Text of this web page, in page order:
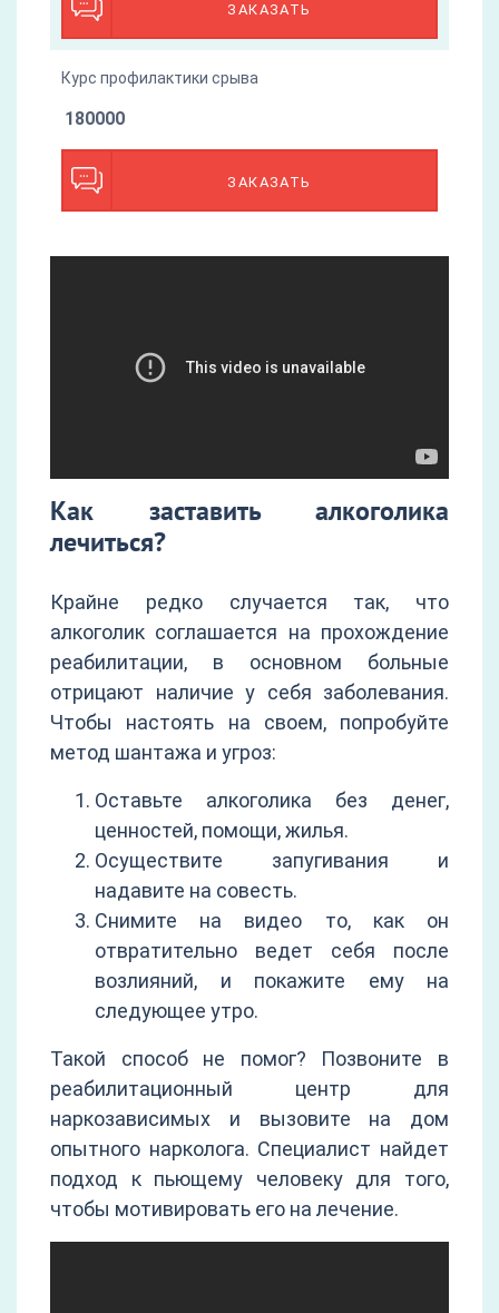
ЗАКАЗАТЬ
Курс профилактики срыва
ЗАКАЗАТЬ
180000
Как заставить алкоголика
лечиться?
Крайне редко случается так, что
алкоголик соглашается на прохождение
реабилитации, в основном больные
отрицают наличие у себя заболевания.
Чтобы настоять на своем, попробуйте
метод шантажа и угроз:
Оставьте алкоголика без денег,
ценностей, помощи, жилья.
Осуществите запугивания и
надавите на совесть.
Снимите на видео то, как он
отвратительно ведет себя после
возлияний, и покажите ему на
следующее утро.
Такой способ не помог? Позвоните в
реабилитационный центр для
наркозависимых и вызовите на дом
опытного нарколога. Специалист найдет
подход к пьющему человеку для того,
чтобы мотивировать его на лечение.